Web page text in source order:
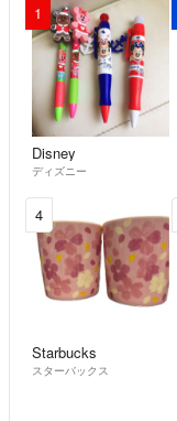
1
Disney
ディズニー
4
Starbucks
スターバックス